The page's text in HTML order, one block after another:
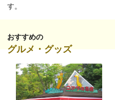
す。
おすすめの
グルメ・グッズ